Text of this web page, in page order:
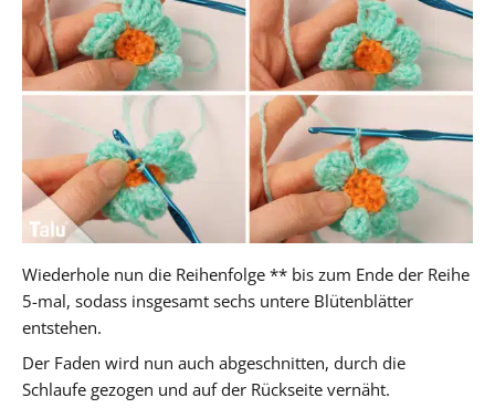
Wiederhole nun die Reihenfolge ** bis zum Ende der Reihe
5-mal, sodass insgesamt sechs untere Blütenblätter
entstehen.
Der Faden wird nun auch abgeschnitten, durch die
Schlaufe gezogen und auf der Rückseite vernäht.